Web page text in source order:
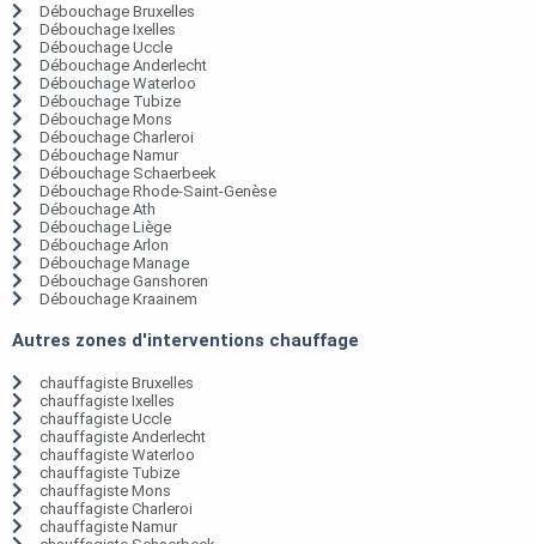
Débouchage Bruxelles
Débouchage Ixelles
Débouchage Uccle
Débouchage Anderlecht
Débouchage Waterloo
Débouchage Tubize
Débouchage Mons
Débouchage Charleroi
Débouchage Namur
Débouchage Schaerbeek
Débouchage Rhode-Saint-Genèse
Débouchage Ath
Débouchage Liège
Débouchage Arlon
Débouchage Manage
Débouchage Ganshoren
Débouchage Kraainem
Autres zones d'interventions chauffage
chauffagiste Bruxelles
chauffagiste Ixelles
chauffagiste Uccle
chauffagiste Anderlecht
chauffagiste Waterloo
chauffagiste Tubize
chauffagiste Mons
chauffagiste Charleroi
chauffagiste Namur